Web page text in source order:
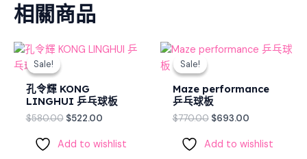
相關商品
Sale!
Sale!
孔令輝 KONG
LINGHUI 乒乓球板
$580.00
Original
$522.00
Current
Add to wishlist
Sale!
Sale!
Maze performance
乒乓球板
$770.00
Original
$693.00
Current
Add to wishlist